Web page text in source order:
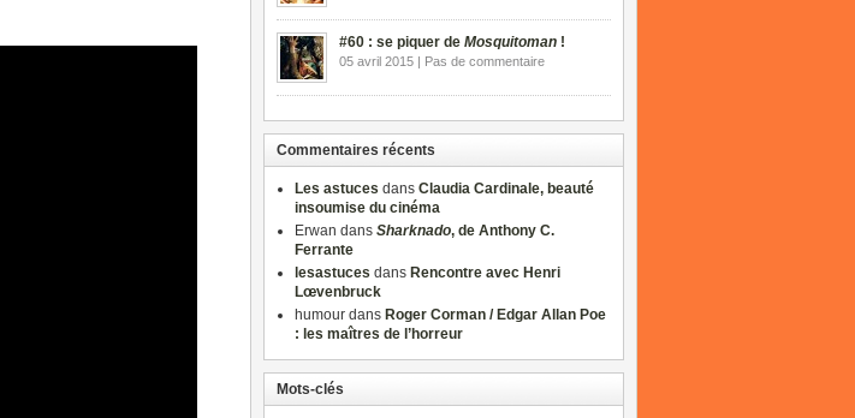
#60 : se piquer de Mosquitoman !
05 avril 2015 | Pas de commentaire
Commentaires récents
Les astuces dans Claudia Cardinale, beauté
insoumise du cinéma
Erwan dans Sharknado, de Anthony C.
Ferrante
lesastuces dans Rencontre avec Henri
Lœvenbruck
humour dans Roger Corman / Edgar Allan Poe
: les maîtres de l’horreur
Mots-clés